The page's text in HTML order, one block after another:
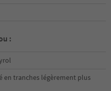
:
en tranches légèrement plus